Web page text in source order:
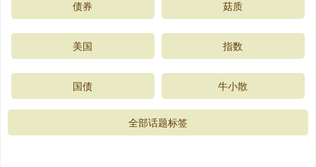
债券 菇质
美国 指数
国债 牛小散
全部话题标签